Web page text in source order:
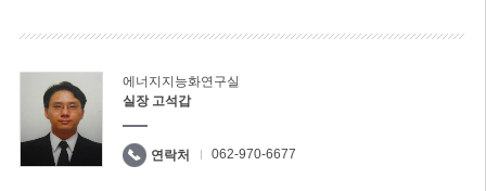
에너지지능화연구실
실장 고석갑
연락처 062-970-6677